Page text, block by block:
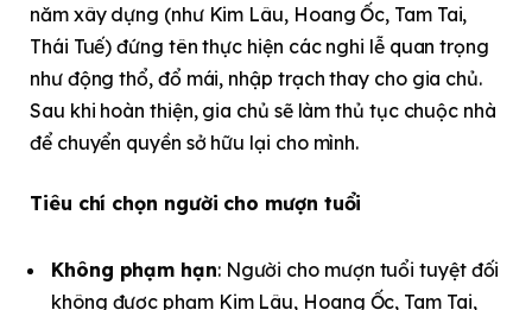
năm xây dựng (như Kim Lâu, Hoang Ốc, Tam Tai,
Thái Tuế) đứng tên thực hiện các nghi lễ quan trọng
như động thổ, đổ mái, nhập trạch thay cho gia chủ.
Sau khi hoàn thiện, gia chủ sẽ làm thủ tục chuộc nhà
để chuyển quyền sở hữu lại cho mình.
Tiêu chí chọn người cho mượn tuổi
Không phạm hạn: Người cho mượn tuổi tuyệt đối
không được phạm Kim Lâu, Hoang Ốc, Tam Tai,